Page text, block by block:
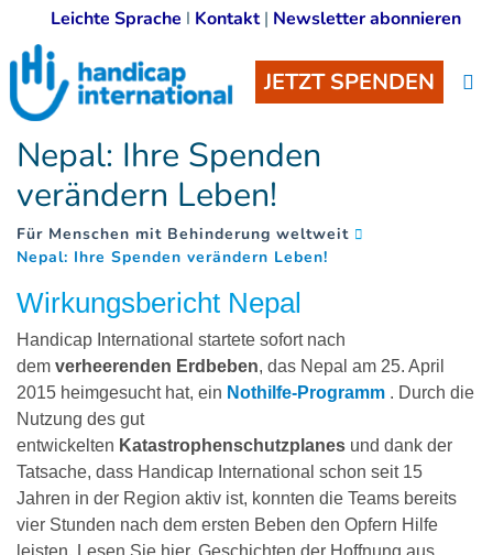
Leichte Sprache I Kontakt| Newsletter abonnieren
JETZT SPENDEN
Nepal: Ihre Spenden
verändern Leben!
Für Menschen mit Behinderung weltweit
Nepal: Ihre Spenden verändern Leben!
Wirkungsbericht Nepal
Handicap International startete sofort nach
dem verheerenden Erdbeben, das Nepal am 25. April
2015 heimgesucht hat, ein Nothilfe-Programm . Durch die
Nutzung des gut
entwickelten Katastrophenschutzplanes und dank der
Tatsache, dass Handicap International schon seit 15
Jahren in der Region aktiv ist, konnten die Teams bereits
vier Stunden nach dem ersten Beben den Opfern Hilfe
leisten. Lesen Sie hier, Geschichten der Hoffnung aus